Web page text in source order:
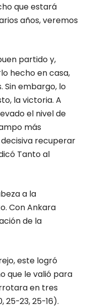
que estará
años, veremos
partido y,
hecho en casa,
Sin embargo, lo
la victoria. A
el nivel de
más
recuperar
Tanto al
a la
Con Ankara
de la
este logró
que le valió para
en tres
25-23, 25-16).